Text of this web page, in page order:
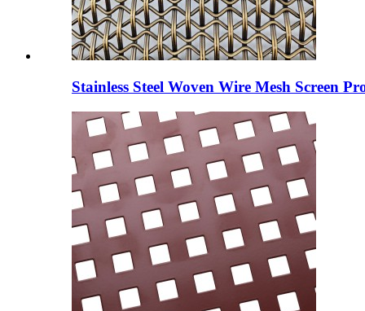
Stainless Steel Woven Wire Mesh Screen